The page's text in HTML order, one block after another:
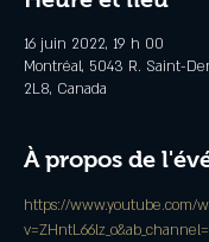
16 juin 2022, 19 h 00
Montréal, 5043 R. Saint-
2L8, Canada
À propos de
https://www.youtube.com/